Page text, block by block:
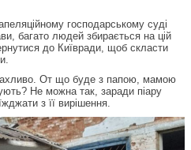
господарському суді
багато людей збирається на цій
до Київради, щоб скласти
От що буде з папою, мамою
Не можна так, заради піару
з її вирішення.